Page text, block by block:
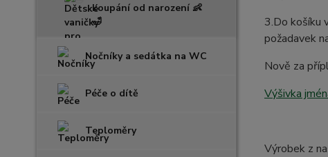
koupání od narození 👶
🛁
Nočníky a sedátka na WC
Péče o dítě
Teploměry
3.Do košíku
požadavek
Nově za
Výšivka
Výrobek z